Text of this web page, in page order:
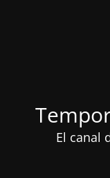
El canal